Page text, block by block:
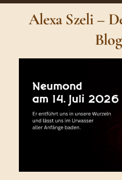
Alexa Szeli –
Blog